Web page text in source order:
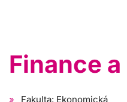
Finance
Fakulta: Ekonomická